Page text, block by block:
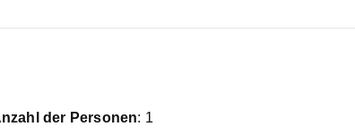
der Personen: 1